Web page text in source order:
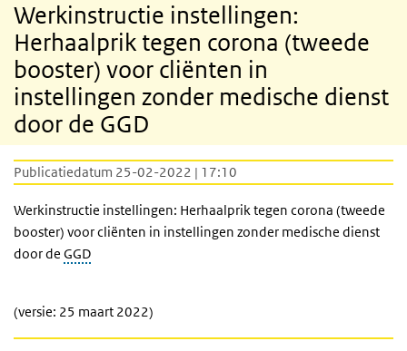
Werkinstructie instellingen:
Herhaalprik tegen corona (tweede
booster) voor cliënten in
instellingen zonder medische dienst
door de GGD
Publicatiedatum 25-02-2022 | 17:10
Werkinstructie instellingen: Herhaalprik tegen corona (tweede
booster) voor cliënten in instellingen zonder medische dienst
door de GGD
(versie: 25 maart 2022)